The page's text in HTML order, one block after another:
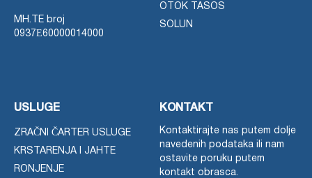
MH.TE broj
0937Ε60000014000
OTOK TASOS
SOLUN
USLUGE
ZRAČNI ČARTER USLUGE
KRSTARENJA I JAHTE
RONJENJE
KONTAKT
Kontaktirajte nas putem dolje
navedenih podataka ili nam
ostavite poruku putem
kontakt obrasca.